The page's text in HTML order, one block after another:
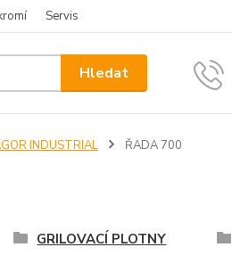
Servis
Hledat
INDUSTRIAL ŘADA 700
GRILOVACÍ PLOTNY